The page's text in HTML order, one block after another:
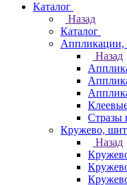
Каталог
Назад
Каталог
Аппликации,
Назад
Стразы
Кружево,
Назад